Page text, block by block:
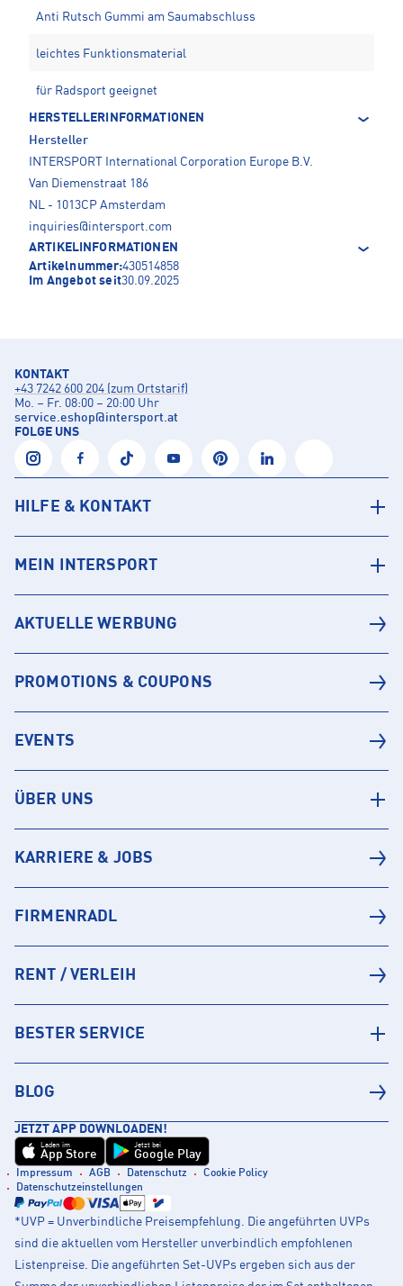
Anti Rutsch Gummi am Saumabschluss
leichtes Funktionsmaterial
für Radsport geeignet
HERSTELLERINFORMATIONEN
Hersteller
INTERSPORT International Corporation Europe B.V.
Van Diemenstraat 186
NL - 1013CP Amsterdam
inquiries@intersport.com
ARTIKELINFORMATIONEN
Artikelnummer:430514858
Im Angebot seit30.09.2025
KONTAKT
+43 7242 600 204 (zum Ortstarif)
Mo. – Fr. 08:00 – 20:00 Uhr
service.eshop@intersport.at
FOLGE UNS
HILFE & KONTAKT
MEIN INTERSPORT
AKTUELLE WERBUNG
PROMOTIONS & COUPONS
EVENTS
ÜBER UNS
KARRIERE & JOBS
FIRMENRADL
RENT / VERLEIH
BESTER SERVICE
BLOG
JETZT APP DOWNLOADEN!
Laden im
App Store
Jetzt bei
Google Play
Impressum AGB Datenschutz
Cookie Policy
Datenschutzeinstellungen
*UVP = Unverbindliche Preisempfehlung. Die angeführten UVPs
sind die aktuellen vom Hersteller unverbindlich empfohlenen
Listenpreise. Die angeführten Set-UVPs ergeben sich aus der